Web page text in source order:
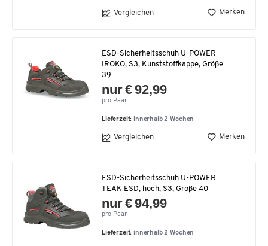
Vergleichen Merken
ESD-Sicherheitsschuh U-POWER
IROKO, S3, Kunststoffkappe, Größe
39
nur € 92,99
pro Paar
Lieferzeit: innerhalb 2 Wochen
Vergleichen Merken
ESD-Sicherheitsschuh U-POWER
TEAK ESD, hoch, S3, Größe 40
nur € 94,99
pro Paar
Lieferzeit: innerhalb 2 Wochen